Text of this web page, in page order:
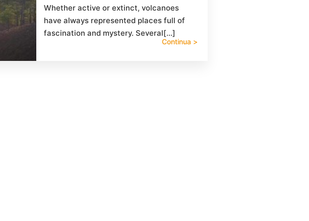
Whether active or extinct, volcanoes
have always represented places full of
fascination and mystery. Several[…]
Continua >